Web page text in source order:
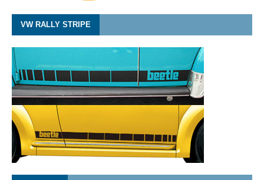
VW RALLY STRIPE